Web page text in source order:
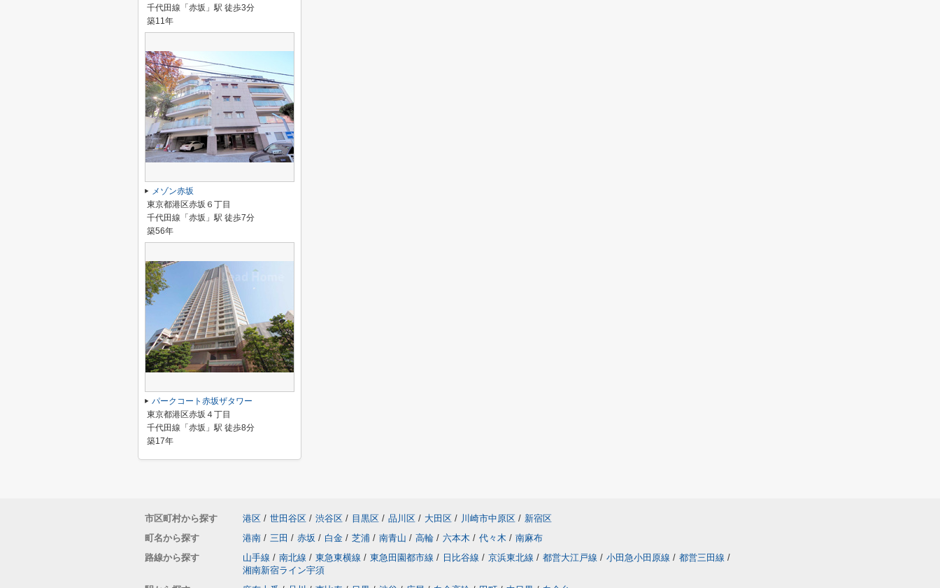
千代田線「赤坂」駅 徒歩3分
築11年
メゾン赤坂
東京都港区赤坂６丁目
千代田線「赤坂」駅 徒歩7分
築56年
パークコート赤坂ザタワー
東京都港区赤坂４丁目
千代田線「赤坂」駅 徒歩8分
築17年
市区町村から探す 港区 / 世田谷区 / 渋谷区 / 目黒区 / 品川区 / 大田区 / 川崎市中原区 / 新宿区
町名から探す
港南 / 三田 / 赤坂 / 白金 / 芝浦 / 南青山 / 高輪 / 六本木 / 代々木 / 南麻布
路線から探す
山手線 / 南北線 / 東急東横線 / 東急田園都市線 / 日比谷線 / 京浜東北線 / 都営大江戸線 / 小田急小田原線 / 都営三田線 /
湘南新宿ライン宇須